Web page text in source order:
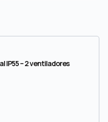
IP55 – 2 ventiladores